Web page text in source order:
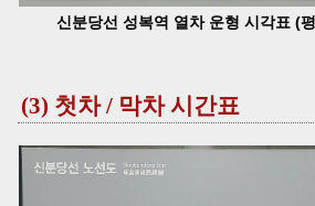
신분당선 성복역 열차 운형 시각표 (
(3) 첫차 / 막차 시간표